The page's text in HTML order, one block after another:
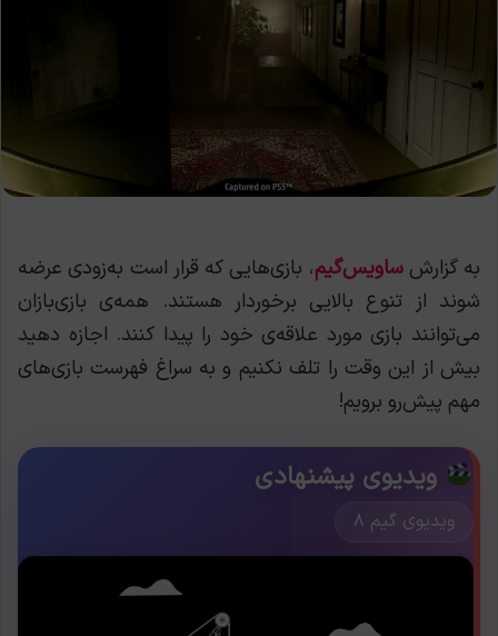
به گزارشساویس‌گیم، بازی‌هایی که قرار است به‌زودی عرضه
شوند از تنوع بالایی برخوردار هستند. همه‌ی بازی‌بازان
می‌توانند بازی مورد علاقه‌ی خود را پیدا کنند. اجازه دهید
بیش از این وقت را تلف نکنیم و به سراغ فهرست بازی‌های
مهم پیش‌رو برویم!
ویدیوی پیشنهادی
ویدیوی گیم ۸